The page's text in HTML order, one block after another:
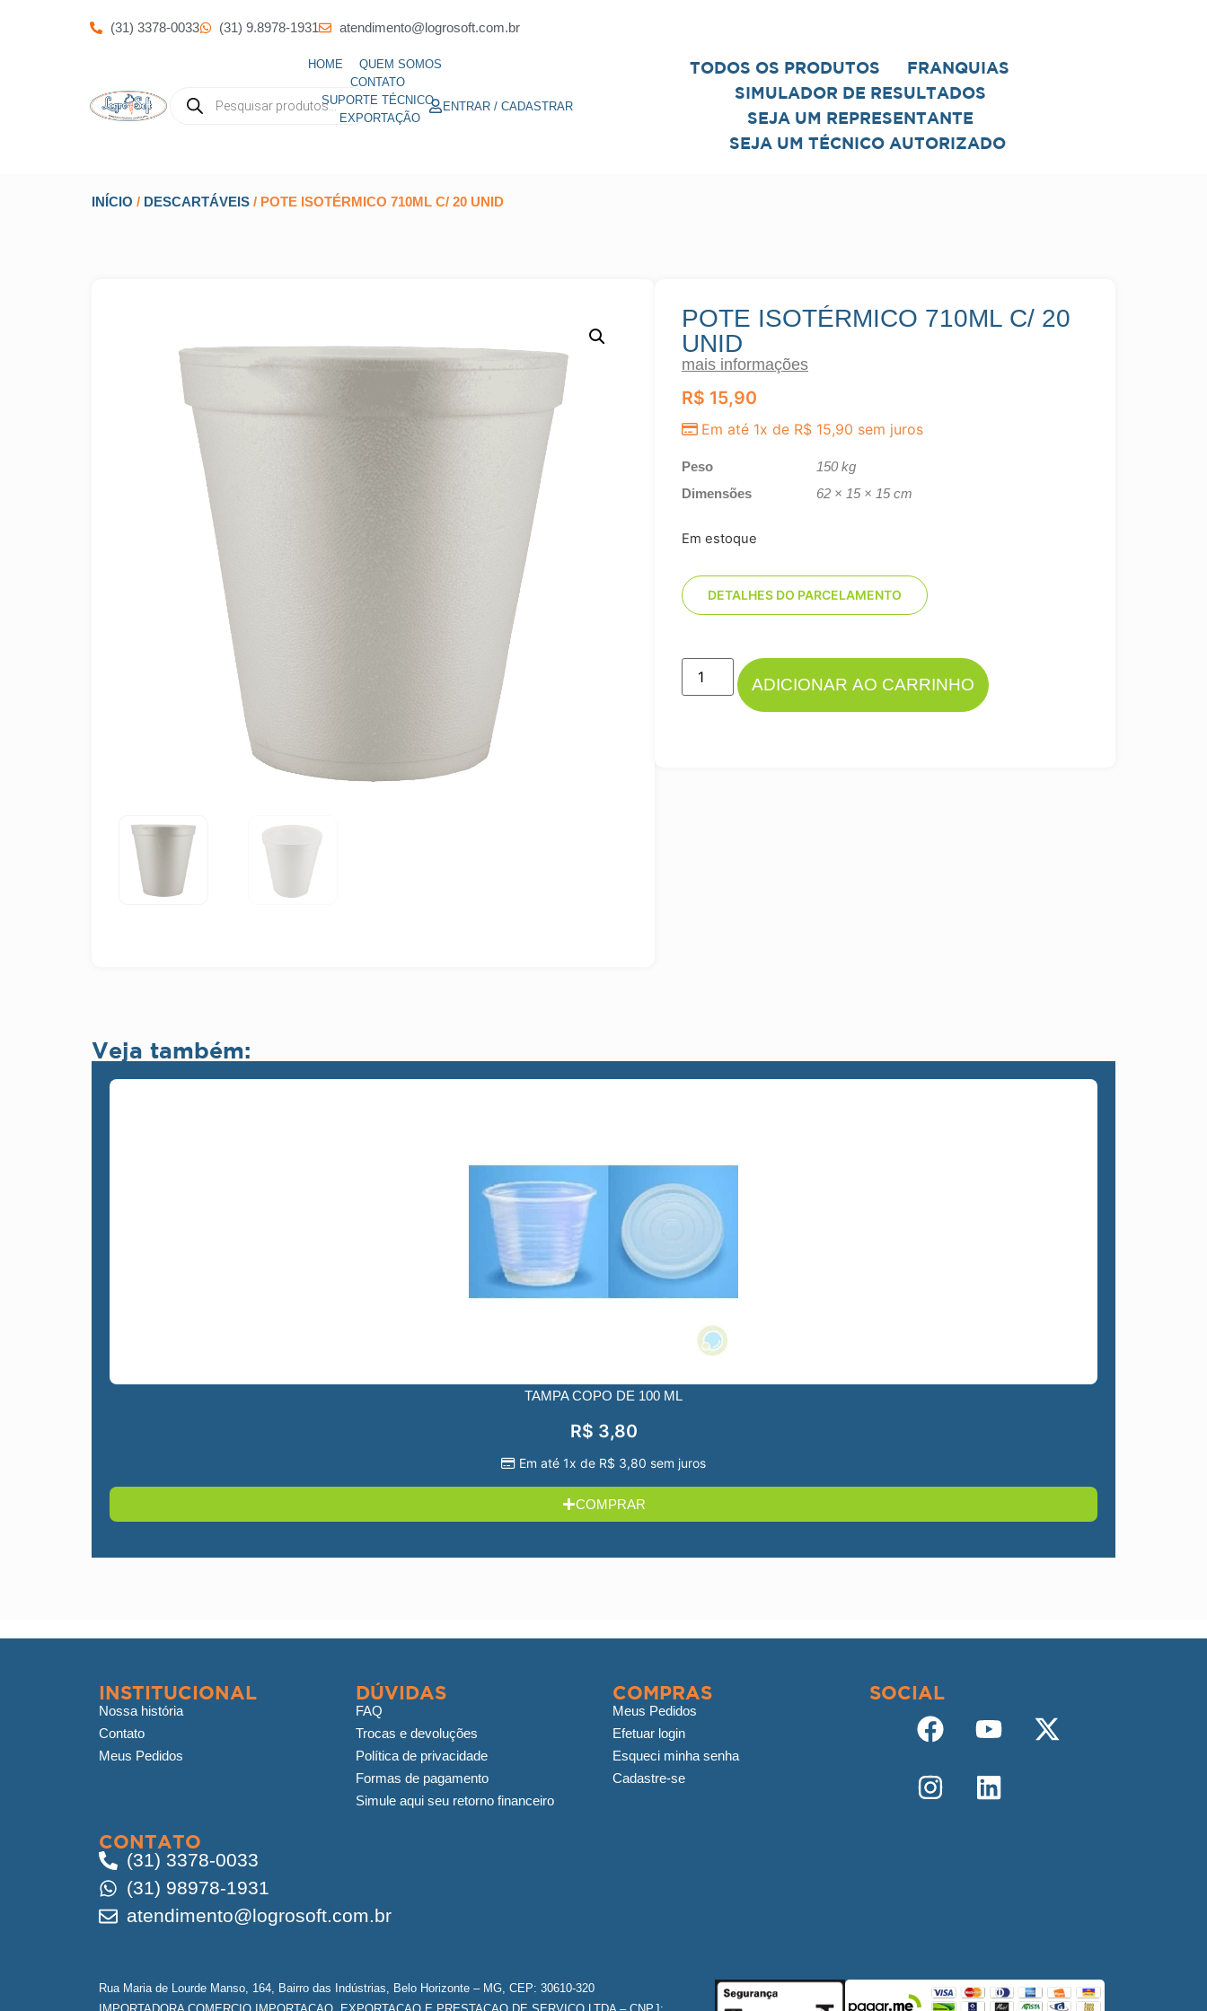
(31) 3378-0033 (31) 9.8978-1931 atendimento@logrosoft.com.br
HOME
QUEM SOMOS
CONTATO
SUPORTE TÉCNICO
EXPORTAÇÃO
ENTRAR / CADASTRAR
TODOS OS PRODUTOS
FRANQUIAS
SIMULADOR DE RESULTADOS
SEJA UM REPRESENTANTE
SEJA UM TÉCNICO AUTORIZADO
INÍCIO / DESCARTÁVEIS / POTE ISOTÉRMICO 710ML C/ 20 UNID
POTE ISOTÉRMICO 710ML C/ 20
UNID
mais informações
R$ 15,90
Em até 1x de R$ 15,90 sem juros
Peso
150 kg
Dimensões
62 × 15 × 15 cm
Em estoque
DETALHES DO PARCELAMENTO
ADICIONAR AO CARRINHO
Veja também:
TAMPA COPO DE 100 ML
R$ 3,80
Em até 1x de R$ 3,80 sem juros
COMPRAR
INSTITUCIONAL
Nossa história
Contato
Meus Pedidos
DÚVIDAS
FAQ
Trocas e devoluções
Política de privacidade
Formas de pagamento
Simule aqui seu retorno financeiro
COMPRAS
Meus Pedidos
Efetuar login
Esqueci minha senha
Cadastre-se
SOCIAL
CONTATO
(31) 3378-0033
(31) 98978-1931
atendimento@logrosoft.com.br
Rua Maria de Lourde Manso, 164, Bairro das Indústrias, Belo Horizonte – MG, CEP: 30610-320